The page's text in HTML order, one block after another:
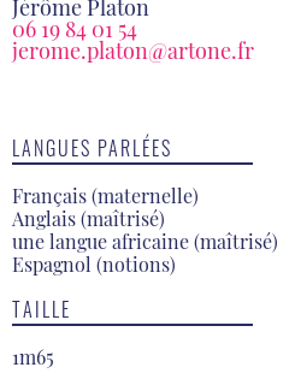
Jérôme Platon
06 19 84 01 54
jerome.platon@artone.fr
LANGUES PARLÉES
Français (maternelle)
Anglais (maîtrisé)
une langue africaine (maîtrisé)
Espagnol (notions)
TAILLE
1m65